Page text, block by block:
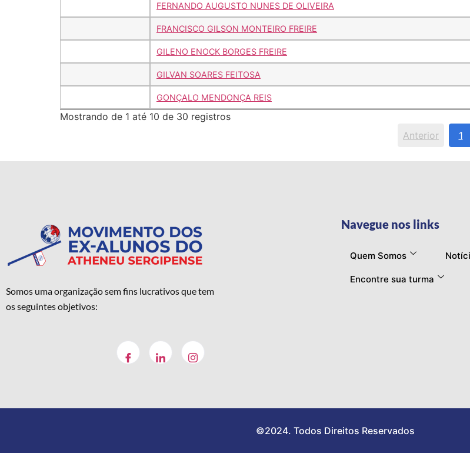
FERNANDO AUGUSTO NUNES DE OLIVEIRA
FRANCISCO GILSON MONTEIRO FREIRE
GILENO ENOCK BORGES FREIRE
GILVAN SOARES FEITOSA
GONÇALO MENDONÇA REIS
Mostrando de 1 até 10 de 30 registros
Anterior
1
Somos uma organização sem fins lucrativos que tem
os seguintes objetivos:
Navegue nos links
Quem Somos
Encontre sua turma
©2024. Todos Direitos Reservados